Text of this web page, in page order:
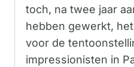
toch, na twee jaar
hebben gewerkt,
voor de
impressionisten in